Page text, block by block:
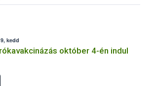
kedd
október 4-én indul